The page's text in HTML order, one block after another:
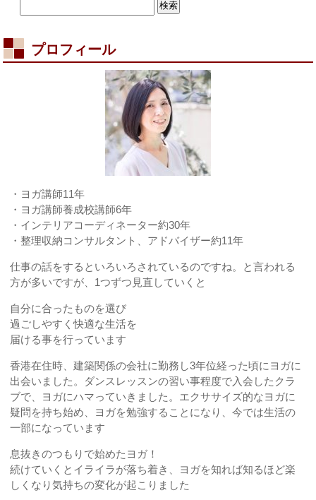
ル
プロフィール
・ヨガ講師11年
・ヨガ講師養成校講師6年
・インテリアコーディネーター約30年
・整理収納コンサルタント、アドバイザー約11年
仕事の話をするといろいろされているのですね。と言われる
方が多いですが、1つずつ見直していくと
自分に合ったものを選び
過ごしやすく快適な生活を
届ける事を行っています
香港在住時、建築関係の会社に勤務し3年位経った頃にヨガに
出会いました。ダンスレッスンの習い事程度で入会したクラ
ブで、ヨガにハマっていきました。エクササイズ的なヨガに
疑問を持ち始め、ヨガを勉強することになり、今では生活の
一部になっています
息抜きのつもりで始めたヨガ！
続けていくとイライラが落ち着き、ヨガを知れば知るほど楽
しくなり気持ちの変化が起こりました